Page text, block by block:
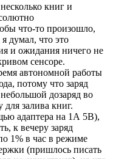
книг и
что-то произошло,
думал, что это
и ожидания ничего не
сенсоре.
автономной работы
потому что заряд
дозаряд во
залива книг.
адаптера на 1А 5В),
к вечеру заряд
1% в час в режиме
(пришлось писать